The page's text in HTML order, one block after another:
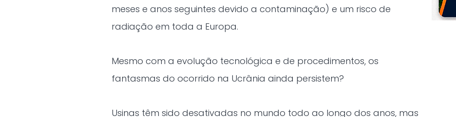
meses e anos seguintes devido a contaminação) e um risco de
radiação em toda a Europa.
Mesmo com a evolução tecnológica e de procedimentos, os
fantasmas do ocorrido na Ucrânia ainda persistem?
Usinas têm sido desativadas no mundo todo ao longo dos anos, mas